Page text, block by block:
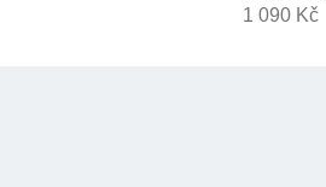
1 090 Kč